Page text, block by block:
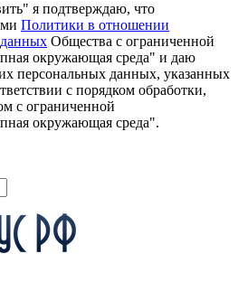
я подтверждаю, что
Политики в отношении
Общества с ограниченной
окружающая среда" и даю
персональных данных, указанных
с порядком обработки,
с ограниченной
окружающая среда".